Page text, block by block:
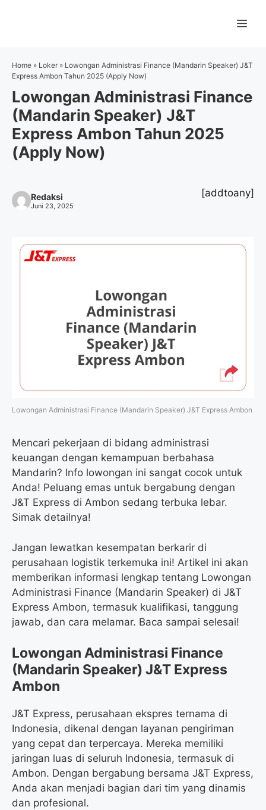
Home » Loker » Lowongan Administrasi Finance (Mandarin Speaker) J&T
Express Ambon Tahun 2025 (Apply Now)
Lowongan Administrasi Finance
(Mandarin Speaker) J&T
Express Ambon Tahun 2025
(Apply Now)
Redaksi
Juni 23, 2025
[addtoany]
Lowongan Administrasi Finance (Mandarin Speaker) J&T Express Ambon
Mencari pekerjaan di bidang administrasi
keuangan dengan kemampuan berbahasa
Mandarin? Info lowongan ini sangat cocok untuk
Anda! Peluang emas untuk bergabung dengan
J&T Express di Ambon sedang terbuka lebar.
Simak detailnya!
Jangan lewatkan kesempatan berkarir di
perusahaan logistik terkemuka ini! Artikel ini akan
memberikan informasi lengkap tentang Lowongan
Administrasi Finance (Mandarin Speaker) di J&T
Express Ambon, termasuk kualifikasi, tanggung
jawab, dan cara melamar. Baca sampai selesai!
Lowongan Administrasi Finance
(Mandarin Speaker) J&T Express
Ambon
J&T Express, perusahaan ekspres ternama di
Indonesia, dikenal dengan layanan pengiriman
yang cepat dan terpercaya. Mereka memiliki
jaringan luas di seluruh Indonesia, termasuk di
Ambon. Dengan bergabung bersama J&T Express,
Anda akan menjadi bagian dari tim yang dinamis
dan profesional.